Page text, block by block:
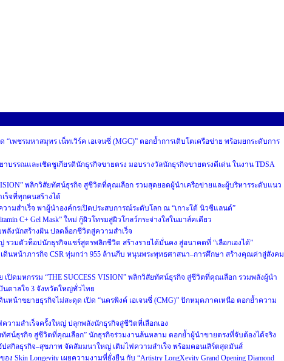
“เพชรมหาสมุทร เน็ทเวิร์ค เอเจนซี่ (MGC)” ตอกย้ำการเติบโตเครือข่าย พร้อมยกระดับการ
บรรณและเชิดชูเกียรตินักธุรกิจขายตรง มอบรางวัลนักธุรกิจขายตรงดีเด่น ในงาน TDSA
พลิกวิสัยทัศน์ธุรกิจ สู่ชีวิตที่คุณเลือก รวมสุดยอดผู้นำเครือข่ายและผู้บริหารระดับแนว
ร็จที่ทุกคนสร้างได้
ามสำเร็จ พาผู้นำองค์กรเปิดประสบการณ์ระดับโลก ณ “เกาะใต้ นิวซีแลนด์”
C+ Gel Mask” ใหม่ กู้ผิวโทรมสู่ผิวโกลว์กระจ่างใสในมาส์คเดียว
พลังนักสร้างฝัน ปลดล็อกชีวิตสู่ความสำเร็จ
รวมตัวท็อปนักธุรกิจแชร์สูตรพลิกชีวิต สร้างรายได้มั่นคง สู่อนาคตที่ “เลือกเองได้”
ดินหน้าภารกิจ CSR ทุ่มกว่า 955 ล้านกีบ หนุนพระพุทธศาสนา–การศึกษา สร้างคุณค่าสู่สังคม
เปิดมหกรรม “THE SUCCESS VISION” พลิกวิสัยทัศน์ธุรกิจ สู่ชีวิตที่คุณเลือก รวมพลังผู้นำ
นดาลใจ 3 จังหวัดใหญ่ทั่วไทย
นหน้าขยายธุรกิจไม่สะดุด เปิด “นครพิงค์ เอเจนซี่ (CMG)” ปักหมุดภาคเหนือ ตอกย้ำความ
วามสำเร็จครั้งใหญ่ ปลุกพลังนักธุรกิจสู่ชีวิตที่เลือกเอง
ศน์ธุรกิจ สู่ชีวิตที่คุณเลือก” นักธุรกิจร่วมงานล้นหลาม ตอกย้ำผู้นำขายตรงที่จับต้องได้จริง
สกิลธุรกิจ–สุขภาพ จัดสัมมนาใหญ่ เติมไฟความสำเร็จ พร้อมคอนเสิร์ตสุดมันส์
Skin Longevity เผยความงามที่ยั่งยืน กับ “Artistry LongXevity Grand Opening Diamond